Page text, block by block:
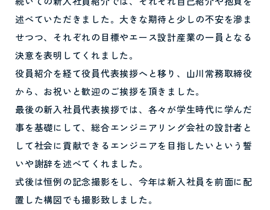
述べていただきました。大きな期待と少しの不安を滲ま
せつつ、それぞれの目標やエース設計産業の一員となる
決意を表明してくれました。
役員紹介を経て役員代表挨拶へと移り、山川常務取締役
から、お祝いと歓迎のご挨拶を頂きました。
最後の新入社員代表挨拶では、各々が学生時代に学んだ
事を基礎にして、総合エンジニアリング会社の設計者と
して社会に貢献できるエンジニアを目指したいという誓
いや謝辞を述べてくれました。
式後は恒例の記念撮影をし、今年は新入社員を前面に配
置した構図でも撮影致しました。